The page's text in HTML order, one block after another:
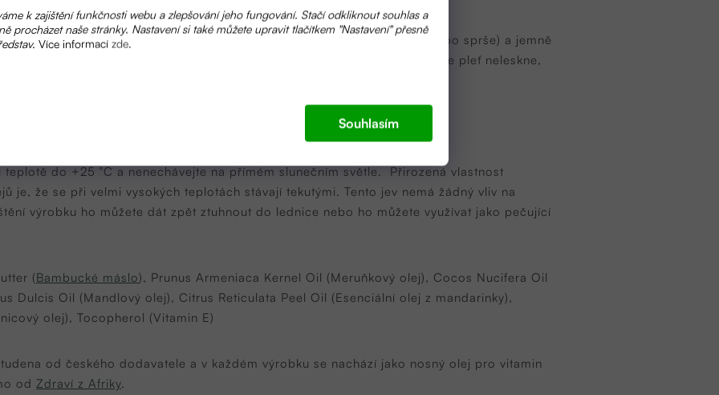
k zajištění funkčnosti webu a zlepšování jeho fungování. Stačí odkliknout souhlas a
procházet naše stránky. Nastavení si také můžete upravit tlačítkem "Nastavení" přesně
Více informací zde.
Souhlasím
na čistou navlhčenou pokožku těla a obličeje (nejlépe po koupeli nebo sprše) a jemně
dokonalé vstřebání. V případě použití optimálního množství krému se pleť neleskne,
teplotě do +25 °C a nenechávejte na přímém slunečním světle. Přirozená vlastnost
je, že se při velmi vysokých teplotách stávají tekutými. Tento jev nemá žádný vliv na
výrobku ho můžete dát zpět ztuhnout do lednice nebo ho můžete využívat jako pečující
(Bambucké máslo), Prunus Armeniaca Kernel Oil (Meruňkový olej), Cocos Nucifera Oil
Dulcis Oil (Mandlový olej), Citrus Reticulata Peel Oil (Esenciální olej z mandarinky),
olej), Tocopherol (Vitamin E)
od českého dodavatele a v každém výrobku se nachází jako nosný olej pro vitamin
od Zdraví z Afriky.